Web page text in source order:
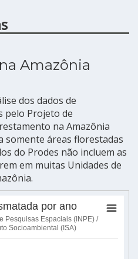
Amazônia
dos dados de
pelo Projeto de
na Amazônia
somente áreas florestadas
do Prodes não incluem as
em muitas Unidades de